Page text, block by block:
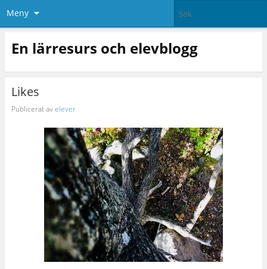
Meny
En lärresurs och elevblogg
Likes
Publicerat avelever